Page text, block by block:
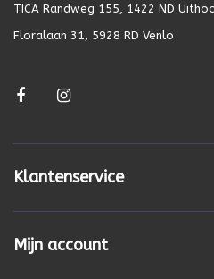
TICA Randweg 155, 1422 ND
Floralaan 31, 5928 RD Venlo
Klantenservice
Mijn account